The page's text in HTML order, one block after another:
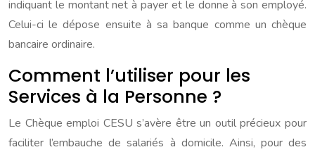
indiquant le montant net à payer et le donne à son employé.
Celui-ci le dépose ensuite à sa banque comme un chèque
bancaire ordinaire.
Comment l’utiliser pour les
Services à la Personne ?
Le Chèque emploi CESU s’avère être un outil précieux pour
faciliter l’embauche de salariés à domicile. Ainsi, pour des